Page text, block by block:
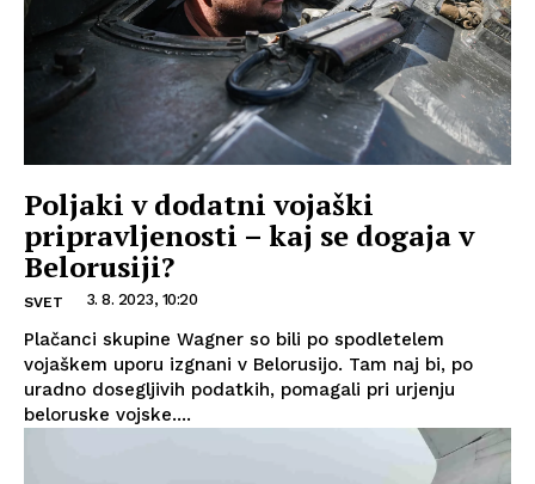
Poljaki v dodatni vojaški
pripravljenosti – kaj se dogaja v
Belorusiji?
SVET 3. 8. 2023, 10:20
Plačanci skupine Wagner so bili po spodletelem
vojaškem uporu izgnani v Belorusijo. Tam naj bi, po
uradno dosegljivih podatkih, pomagali pri urjenju
beloruske vojske....